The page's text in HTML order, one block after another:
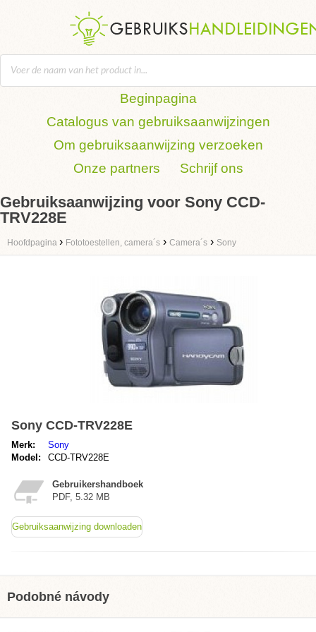
Beginpagina
Catalogus van gebruiksaanwijzingen
Om gebruiksaanwijzing verzoeken
Onze partners
Schrijf ons
Gebruiksaanwijzing voor Sony CCD-
TRV228E
Hoofdpagina › Fototoestellen, camera´s › Camera´s › Sony
Sony CCD-TRV228E
Merk:
Sony
Model:
CCD-TRV228E
Gebruikershandboek
PDF, 5.32 MB
Gebruiksaanwijzing downloaden
Podobné návody